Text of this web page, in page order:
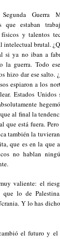
Guerra
que estaban
y talentos
intelectual brutal.
si ya no iban a
la guerra. Todo
hizo dar ese salto.
espiaron a los
Estados Unidos
al final la
que está fuera.
también la
que es en la que
no hablan
valiente: el
que lo de
Y lo has
el futuro y el